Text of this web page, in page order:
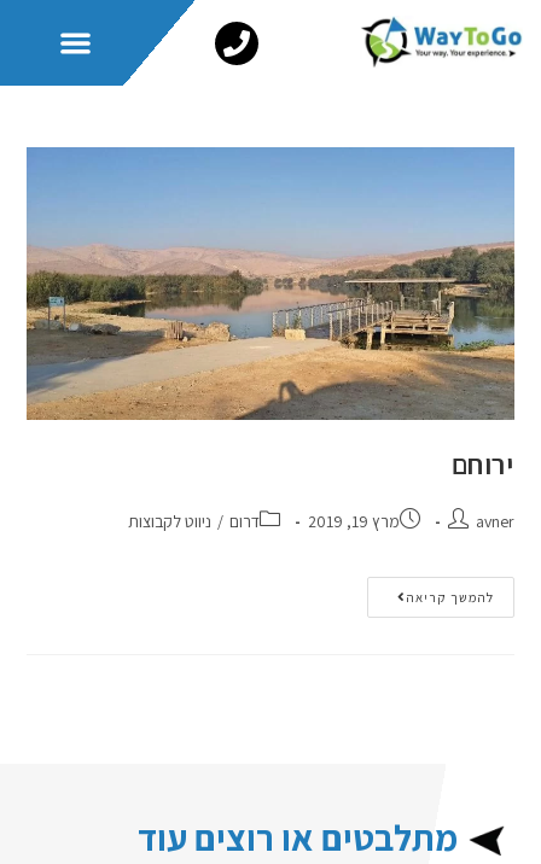
ירוחם
avner מרץ 19, 2019 דרום / ניווט לקבוצות
להמשך קריאה
מתלבטים או רוצים עוד